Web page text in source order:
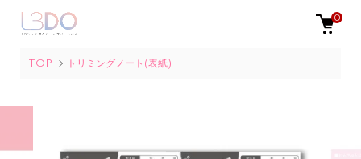
0
TOP トリミングノート(表紙)